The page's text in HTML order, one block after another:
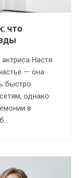
что
Настя
— она
быстро
однако
в